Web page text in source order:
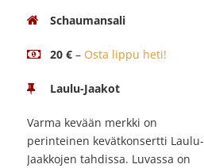
Schaumansali
20 € – Osta lippu heti!
Laulu-Jaakot
Varma kevään merkki on
perinteinen kevätkonsertti Laulu-
Jaakkojen tahdissa. Luvassa on